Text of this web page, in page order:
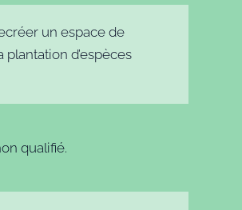
un espace de
d’espèces
qualifié.